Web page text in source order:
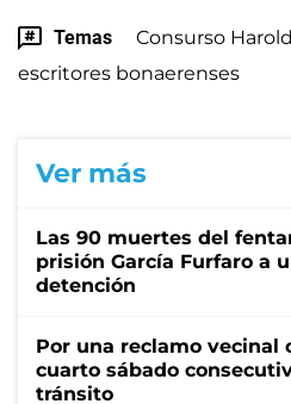
Temas
Consurso
escritores bonaerenses
Ver más
Las 90 muertes del
prisión García Furfaro a
detención
Por una reclamo vecinal
cuarto sábado
tránsito